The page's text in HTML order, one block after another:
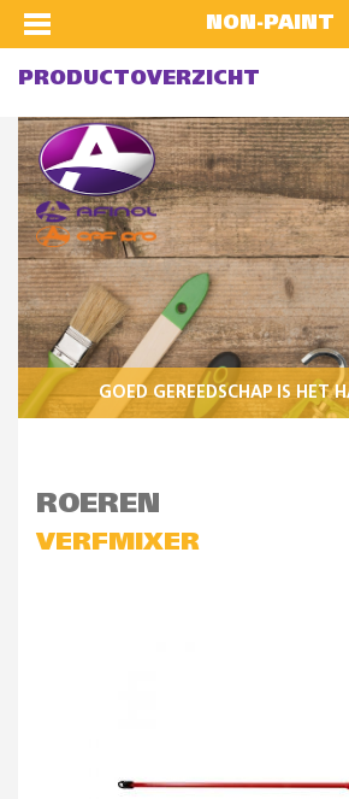
NON-PAINT
PRODUCTOVERZICHT
GOED GEREEDSCHAP IS HET
ROEREN
VERFMIXER